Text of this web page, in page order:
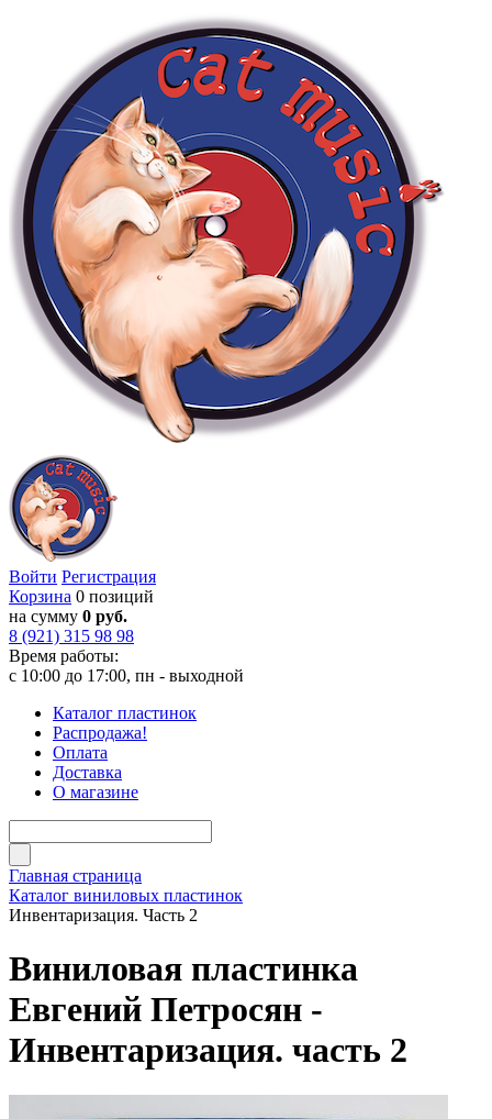
Войти Регистрация
Корзина 0 позиций
на сумму 0 руб.
8 (921) 315 98 98
Время работы:
с 10:00 до 17:00, пн - выходной
Каталог пластинок
Распродажа!
Оплата
Доставка
О магазине
Главная страница
Каталог виниловых пластинок
Инвентаризация. Часть 2
Виниловая пластинка
Евгений Петросян -
Инвентаризация. часть 2